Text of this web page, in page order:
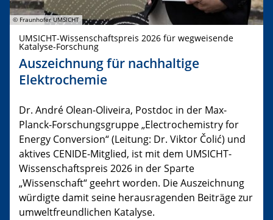
© Fraunhofer UMSICHT
UMSICHT-Wissenschaftspreis 2026 für wegweisende
Katalyse-Forschung
Auszeichnung für nachhaltige
Elektrochemie
Dr. André Olean-Oliveira, Postdoc in der Max-
Planck-Forschungsgruppe „Electrochemistry for
Energy Conversion“ (Leitung: Dr. Viktor Čolić) und
aktives CENIDE-Mitglied, ist mit dem UMSICHT-
Wissenschaftspreis 2026 in der Sparte
„Wissenschaft“ geehrt worden. Die Auszeichnung
würdigte damit seine herausragenden Beiträge zur
umweltfreundlichen Katalyse.